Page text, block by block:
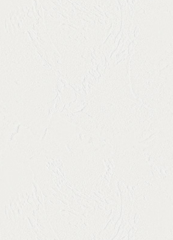
魚・お肉料理・
、コース料金の100%（1名あたり）が